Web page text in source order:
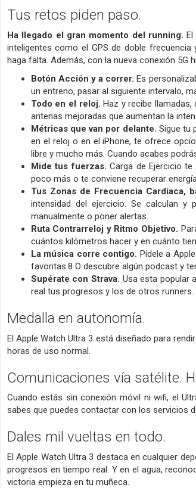
Tus retos piden paso.
Ha llegado el gran momento del running.
inteligentes como el GPS de doble
haga falta. Además, con la nueva conexión 5G
Botón Acción y a correr. Es
un entreno, pasar al siguiente intervalo,
Todo en el reloj. Haz y recibe
antenas mejoradas que aumentan la
Métricas que van por delante. Sigue tu
en el reloj o en el iPhone, te ofrece
libre y mucho más. Cuando acabes
Mide tus fuerzas.Carga de Ejercicio
poco más o te conviene recuperar
Tus Zonas de Frecuencia Cardiaca,
intensidad del ejercicio. Se calculan y
manualmente o poner alertas.
Ruta Contrarreloj y Ritmo Objetivo.
cuántos kilómetros hacer y en cuánto
La música corre contigo. Pídele a
favoritas.8 O descubre algún podcast y
Supérate con Strava. Usa esta popular
real tus progresos y los de otros
Medalla en autonomía.
El Apple Watch Ultra 3 está diseñado para
horas de uso normal.
Comunicaciones vía satélite.
Cuando estás sin conexión móvil ni wifi, el
sabes que puedes contactar con los servicios
Dales mil vueltas en todo.
El Apple Watch Ultra 3 destaca en cualquier
progresos en tiempo real. Y en el agua,
victoria empieza en tu muñeca.